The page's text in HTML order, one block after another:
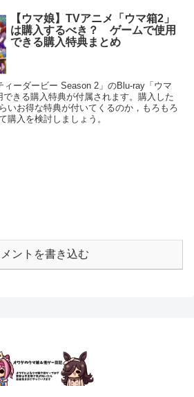
【ウマ娘】TVアニメ「ウマ箱2」
は購入するべき？ ゲームで使用
できる購入特典まとめ
ーダービー Season 2」のBlu-ray「ウマ
きる購入特典が付属されます。購入した
いお得な特典が付いてくるのか，もろもろ
購入を検討しましょう。
ントを書き込む